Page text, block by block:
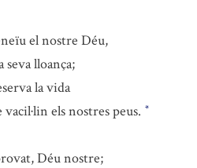
el nostre Déu,
seva lloança;
la vida
els nostres peus. *
Déu nostre;